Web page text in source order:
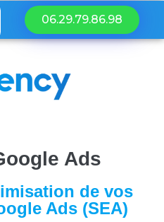
06.29.79.86.98
Ads
de vos
Ads (SEA)